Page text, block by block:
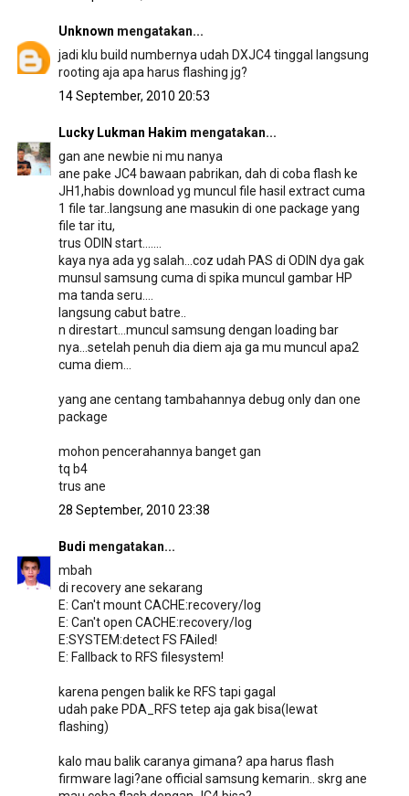
Unknown mengatakan...
jadi klu build numbernya udah DXJC4 tinggal langsung
rooting aja apa harus flashing jg?
14 September, 2010 20:53
Lucky Lukman Hakim mengatakan...
gan ane newbie ni mu nanya
ane pake JC4 bawaan pabrikan, dah di coba flash ke
JH1,habis download yg muncul file hasil extract cuma
1 file tar..langsung ane masukin di one package yang
file tar itu,
trus ODIN start.......
kaya nya ada yg salah...coz udah PAS di ODIN dya gak
munsul samsung cuma di spika muncul gambar HP
ma tanda seru....
langsung cabut batre..
n direstart...muncul samsung dengan loading bar
nya...setelah penuh dia diem aja ga mu muncul apa2
cuma diem...
yang ane centang tambahannya debug only dan one
package
mohon pencerahannya banget gan
tq b4
trus ane
28 September, 2010 23:38
Budi mengatakan...
mbah
di recovery ane sekarang
E: Can't mount CACHE:recovery/log
E: Can't open CACHE:recovery/log
E:SYSTEM:detect FS FAiled!
E: Fallback to RFS filesystem!
karena pengen balik ke RFS tapi gagal
udah pake PDA_RFS tetep aja gak bisa(lewat
flashing)
kalo mau balik caranya gimana? apa harus flash
firmware lagi?ane official samsung kemarin.. skrg ane